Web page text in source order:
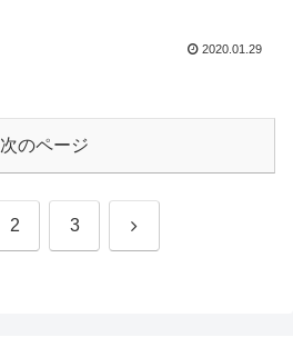
2020.01.29
次のページ
2 3 次